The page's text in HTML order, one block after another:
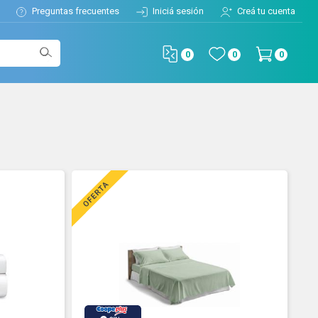
Preguntas frecuentes Iniciá sesión Creá tu cuenta
0 0 0